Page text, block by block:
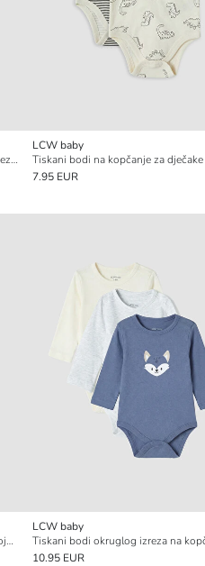
Bodi za bebe djevojčice s kvadratnim izrezom na kopčanje 3-pakiranja
LCW baby
7.95 EUR
Minnie Mouse tiskani bodi za bebe djevojčice, pakiranje od 2 komada
LCW baby
10.95 EUR